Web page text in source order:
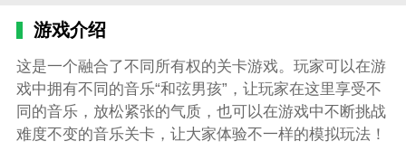
游戏介绍
这是一个融合了不同所有权的关卡游戏。玩家可以在游
戏中拥有不同的音乐“和弦男孩”，让玩家在这里享受不
同的音乐，放松紧张的气质，也可以在游戏中不断挑战
难度不变的音乐关卡，让大家体验不一样的模拟玩法！